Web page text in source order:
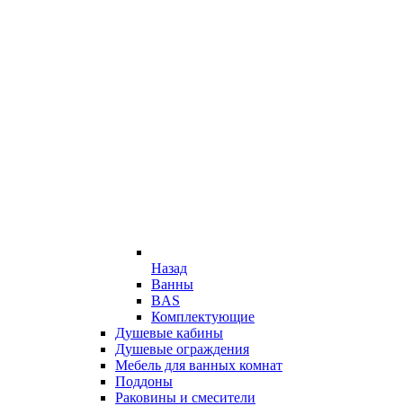
Назад
Ванны
BAS
Комплектующие
Душевые кабины
Душевые ограждения
Мебель для ванных комнат
Поддоны
Раковины и смесители